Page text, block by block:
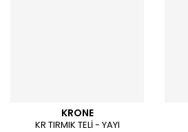
KRONE
KR TIRMIK TELİ - YAYI